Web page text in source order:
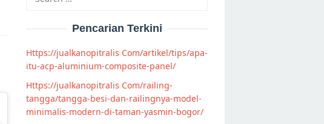
for:
Pencarian Terkini
Https://jualkanopitralis Com/artikel/tips/apa-
itu-acp-aluminium-composite-panel/
Https://jualkanopitralis Com/railing-
tangga/tangga-besi-dan-railingnya-model-
minimalis-modern-di-taman-yasmin-bogor/